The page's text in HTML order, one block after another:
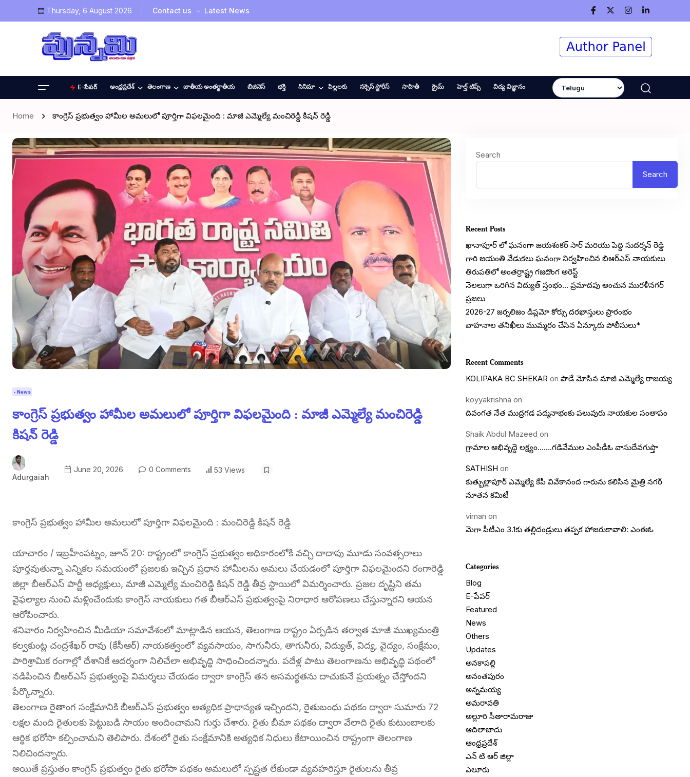
Thursday, 6 August 2026 Contact us Latest News
E-పేపర్ ఆంధ్రప్రదేశ్ తెలంగాణ జాతీయ అంతర్జాతీయ బిజినెస్ భక్తి సినిమా పిల్లలకు సక్సెస్ స్టోరీస్ సాహితీ క్రైమ్ హెల్త్ టిప్స్ విద్య విజ్ఞానం
Home కాంగ్రెస్ ప్రభుత్వం హామీల అమలులో పూర్తిగా విఫలమైంది : మాజీ ఎమ్మెల్యే మంచిరెడ్డి కిషన్ రెడ్డి
- News
కాంగ్రెస్ ప్రభుత్వం హామీల అమలులో పూర్తిగా విఫలమైంది : మాజీ ఎమ్మెల్యే మంచిరెడ్డి
కిషన్ రెడ్డి
Adurgaiah
June 20, 2026 0 Comments 53 Views
కాంగ్రెస్ ప్రభుత్వం హామీల అమలులో పూర్తిగా విఫలమైంది : మంచిరెడ్డి కిషన్ రెడ్డి
యాచారం / ఇబ్రహీంపట్నం, జూన్ 20: రాష్ట్రంలో కాంగ్రెస్ ప్రభుత్వం అధికారంలోకి వచ్చి దాదాపు మూడు సంవత్సరాలు
పూర్తవుతున్నా ఎన్నికల సమయంలో ప్రజలకు ఇచ్చిన ప్రధాన హామీలను అమలు చేయడంలో పూర్తిగా విఫలమైందని రంగారెడ్డి
జిల్లా బీఆర్ఎస్ పార్టీ అధ్యక్షులు, మాజీ ఎమ్మెల్యే మంచిరెడ్డి కిషన్ రెడ్డి తీవ్ర స్థాయిలో విమర్శించారు. ప్రజల దృష్టిని తమ
వైఫల్యాల నుంచి మళ్లించేందుకు కాంగ్రెస్ నాయకులు గత బీఆర్ఎస్ ప్రభుత్వంపై నిరాధార ఆరోపణలు చేస్తున్నారని ఆయన
ఆరోపించారు.
శనివారం నిర్వహించిన మీడియా సమావేశంలో మాట్లాడిన ఆయన, తెలంగాణ రాష్ట్రం ఏర్పడిన తర్వాత మాజీ ముఖ్యమంత్రి
కల్వకుంట్ల చంద్రశేఖర్ రావు (కేసీఆర్) నాయకత్వంలో వ్యవసాయం, సాగునీరు, తాగునీరు, విద్యుత్, విద్య, వైద్యం, సంక్షేమం,
పారిశ్రామిక రంగాల్లో దేశానికే ఆదర్శంగా నిలిచేలా అభివృద్ధి సాధించిందన్నారు. పదేళ్ల పాటు తెలంగాణను అభివృద్ధి పథంలో
నడిపించిన బీఆర్ఎస్ ప్రభుత్వంపై విమర్శలు చేయడం ద్వారా కాంగ్రెస్ తన అసమర్థతను దాచుకునే ప్రయత్నం చేస్తోందని
పేర్కొన్నారు.
తెలంగాణ రైతాంగ సంక్షేమానికి బీఆర్ఎస్ ప్రభుత్వం అత్యధిక ప్రాధాన్యత ఇచ్చిందని, రైతుబంధు పథకం ద్వారా సుమారు 72
లక్షల మంది రైతులకు పెట్టుబడి సాయం అందించామని గుర్తు చేశారు. రైతు బీమా పథకం ద్వారా వేలాది రైతు కుటుంబాలకు
ఆర్థిక భరోసా కల్పించామని తెలిపారు. దేశంలో రైతు సంక్షేమానికి అత్యధిక నిధులు కేటాయించిన రాష్ట్రంగా తెలంగాణ
నిలిచిందన్నారు.
అయితే ప్రస్తుతం కాంగ్రెస్ ప్రభుత్వం రైతు భరోసా పథకం అమలులో స్పష్టత లేకుండా వ్యవహరిస్తూ రైతులను తీవ్ర
Search
Search
Recent Posts
ఖానాపూర్ లో ఘనంగా జయశంకర్ సార్ మరియు పెద్ది సుదర్శన్ రెడ్డి
గారి జయంతి వేడుకలు ఘనంగా నిర్వహించిన బిఆర్ఎస్ నాయకులు
తిరుపతిలో అంతర్రాష్ట్ర గజదొంగ అరెస్ట్
నెలలుగా ఒరిగిన విద్యుత్ స్తంభం… ప్రమాదపు అంచున మురళీనగర్
ప్రజలు
2026-27 జర్నలిజం డిప్లమో కోర్సు దరఖాస్తులు ప్రారంభం
వాహనాల తనిఖీలు ముమ్మరం చేసిన ఏన్కూరు పోలీసులు*
Recent Comments
KOLIPAKA BC SHEKAR onపాడే మోసిన మాజీ ఎమ్మెల్యే రాజయ్య
koyyakrishna on
దివంగత నేత ముద్రగడ పద్మనాభంకు పలువురు నాయకుల సంతాపం
Shaik Abdul Mazeed on
గ్రామాల అభివృద్దె లక్ష్యం…….గడివేముల ఎంపీడీఓ వాసుదేవగుప్తా
SATHISH on
కుత్బుల్లాపూర్ ఎమ్మెల్యే కేపీ వివేకానంద గారును కలిసిన మైత్రి నగర్
నూతన కమిటీ
viman on
మెగా పీటీఎం 3.1కు తల్లిదండ్రులు తప్పక హాజరుకావాలి: ఎంఈఓ
Categories
Blog
E-పేపర్
Featured
News
Others
Updates
అనకాపల్లి
అనంతపురం
అన్నమయ్య
అమరావతి
అల్లూరి సీతారామరాజు
ఆదిలాబాదు
ఆంధ్రప్రదేశ్
ఎన్ టి ఆర్ జిల్లా
ఎలూరు